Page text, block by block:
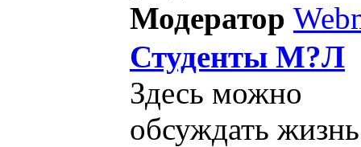
Модератор
Студенты М?Л
Здесь можно
обсуждать жизнь